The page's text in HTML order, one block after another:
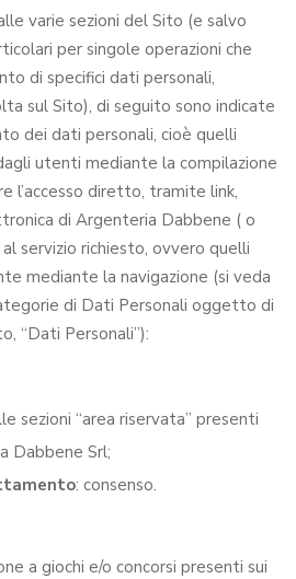
varie sezioni del Sito (e salvo
per singole operazioni che
di specifici dati personali,
sul Sito), di seguito sono indicate
dei dati personali, cioè quelli
utenti mediante la compilazione
l’accesso diretto, tramite link,
di Argenteria Dabbene ( o
servizio richiesto, ovvero quelli
mediante la navigazione (si veda
di Dati Personali oggetto di
“Dati Personali”):
sezioni “area riservata” presenti
Dabbene Srl;
: consenso.
a giochi e/o concorsi presenti sui